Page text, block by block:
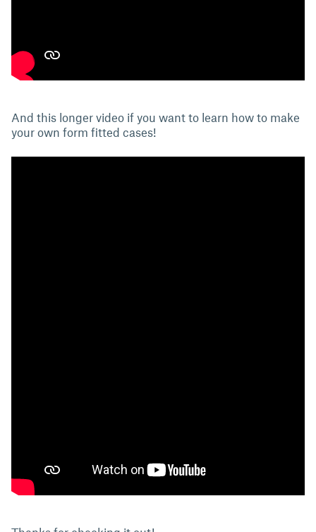
And this longer video if you want to learn how to make
your own form fitted cases!